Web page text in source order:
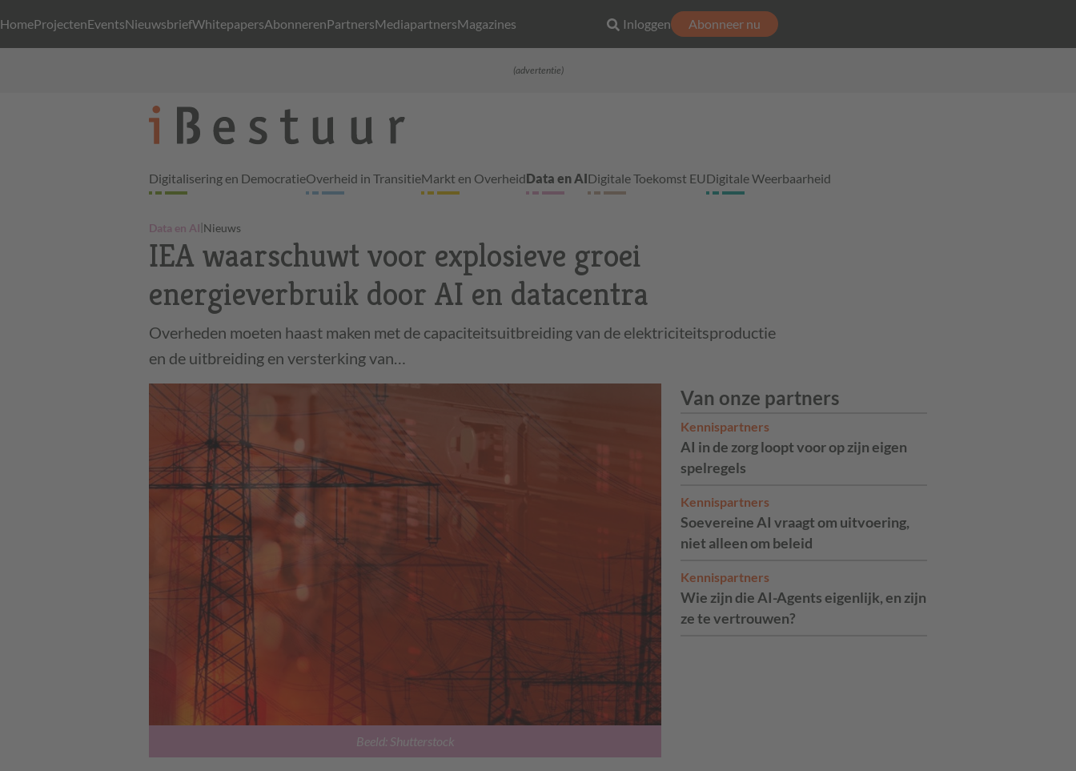
HomeProjectenEventsNieuwsbriefWhitepapersAbonnerenPartnersMediapartnersMagazines Inloggen Abonneer nu
(advertentie)
Digitalisering en DemocratieOverheid in TransitieMarkt en OverheidData en AIDigitale Toekomst EUDigitale Weerbaarheid
Data en AI|Nieuws
IEA waarschuwt voor explosieve groei
energieverbruik door AI en datacentra
Overheden moeten haast maken met de capaciteitsuitbreiding van de elektriciteitsproductie
en de uitbreiding en versterking van…
Beeld: Shutterstock
Van onze partners
Kennispartners
AI in de zorg loopt voor op zijn eigen
spelregels
Kennispartners
Soevereine AI vraagt om uitvoering,
niet alleen om beleid
Kennispartners
Wie zijn die AI-Agents eigenlijk, en zijn
ze te vertrouwen?